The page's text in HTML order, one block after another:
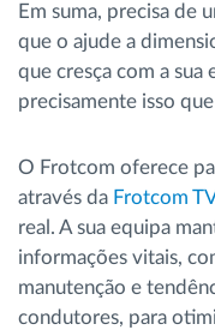
Em suma, precisa de
que o ajude a
que cresça com a sua
precisamente isso
O Frotcom oferece
através da Frotcom
real. A sua equipa
informações vitais,
manutenção e
condutores, para